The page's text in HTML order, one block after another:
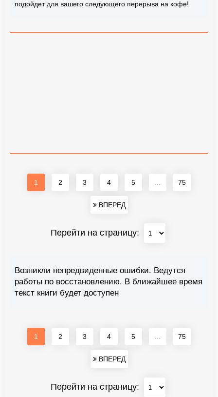
подойдет для вашего следующего перерыва на кофе!
1 2 3 4 5 ... 75
ВПЕРЕД
Перейти на страницу:
Возникли непредвиденные ошибки. Ведутся
работы по восстановлению. В ближайшее время
текст книги будет доступен
1 2 3 4 5 ... 75
ВПЕРЕД
Перейти на страницу: